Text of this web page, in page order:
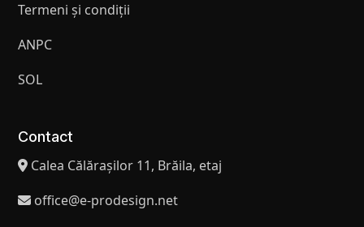
Termeni și condiții
ANPC
SOL
Contact
Calea Călărașilor 11, Brăila, etaj
office@e-prodesign.net